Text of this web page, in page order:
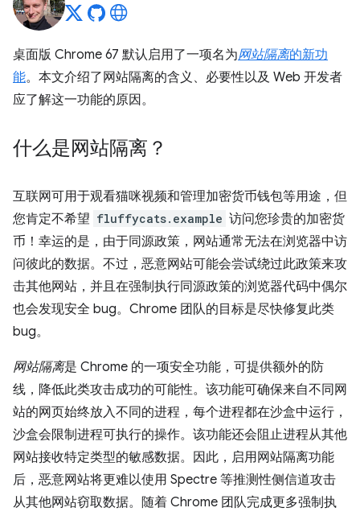
桌面版 Chrome 67 默认启用了一项名为网站隔离的新功
能。本文介绍了网站隔离的含义、必要性以及 Web 开发者
应了解这一功能的原因。
什么是网站隔离？
互联网可用于观看猫咪视频和管理加密货币钱包等用途，但
您肯定不希望 fluffycats.example 访问您珍贵的加密货
币！幸运的是，由于同源政策，网站通常无法在浏览器中访
问彼此的数据。不过，恶意网站可能会尝试绕过此政策来攻
击其他网站，并且在强制执行同源政策的浏览器代码中偶尔
也会发现安全 bug。Chrome 团队的目标是尽快修复此类
bug。
网站隔离是 Chrome 的一项安全功能，可提供额外的防
线，降低此类攻击成功的可能性。该功能可确保来自不同网
站的网页始终放入不同的进程，每个进程都在沙盒中运行，
沙盒会限制进程可执行的操作。该功能还会阻止进程从其他
网站接收特定类型的敏感数据。因此，启用网站隔离功能
后，恶意网站将更难以使用 Spectre 等推测性侧信道攻击
从其他网站窃取数据。随着 Chrome 团队完成更多强制执